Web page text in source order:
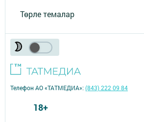
Төрле темалар
Телефон АО «ТАТМЕДИА»:(843) 222 09 84
18+